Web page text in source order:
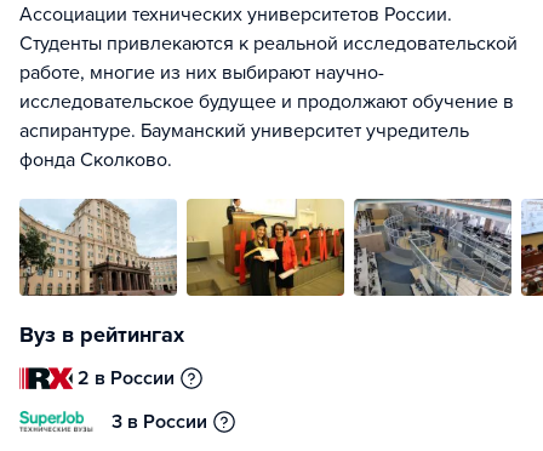
Ассоциации технических университетов России.
Студенты привлекаются к реальной исследовательской
работе, многие из них выбирают научно-
исследовательское будущее и продолжают обучение в
аспирантуре. Бауманский университет учредитель
фонда Сколково.
Вуз в рейтингах
2 в России
3 в России